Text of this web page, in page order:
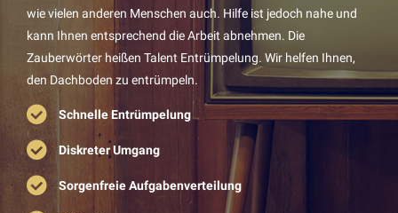
wie vielen anderen Menschen auch. Hilfe ist jedoch nahe und
kann Ihnen entsprechend die Arbeit abnehmen. Die
Zauberwörter heißen Talent Entrümpelung. Wir helfen Ihnen,
den Dachboden zu entrümpeln.
Schnelle Entrümpelung
Diskreter Umgang
Sorgenfreie Aufgabenverteilung